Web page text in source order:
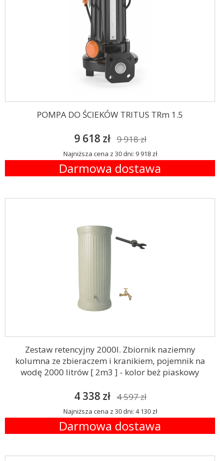
POMPA DO ŚCIEKÓW TRITUS TRm 1.5
9 618 zł 9 918 zł
Najniższa cena z 30 dni: 9 918 zł
Darmowa dostawa
Zestaw retencyjny 2000l. Zbiornik naziemny
kolumna ze zbieraczem i kranikiem, pojemnik na
wodę 2000 litrów [ 2m3 ] - kolor beż piaskowy
4 338 zł 4 597 zł
Najniższa cena z 30 dni: 4 130 zł
Darmowa dostawa